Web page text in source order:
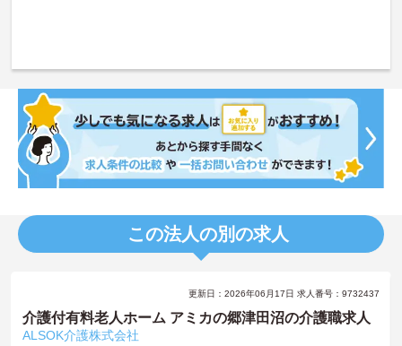
この法人の別の求人
更新日：2026年06月17日 求人番号：9732437
介護付有料老人ホーム アミカの郷津田沼の介護職求人
ALSOK介護株式会社